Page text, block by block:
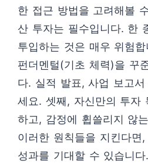
한 접근 방법을 고려해볼
산 투자는 필수입니다. 한
투입하는 것은 매우 위험
펀더멘털(기초 체력)을 꾸
다. 실적 발표, 사업 보고
세요. 셋째, 자신만의 투자
하고, 감정에 휩쓸리지 않
이러한 원칙들을 지킨다면
성과를 기대할 수 있습니다.